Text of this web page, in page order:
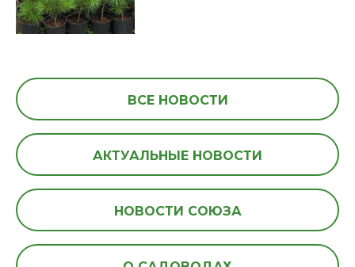
ВСЕ НОВОСТИ
АКТУАЛЬНЫЕ НОВОСТИ
НОВОСТИ СОЮЗА